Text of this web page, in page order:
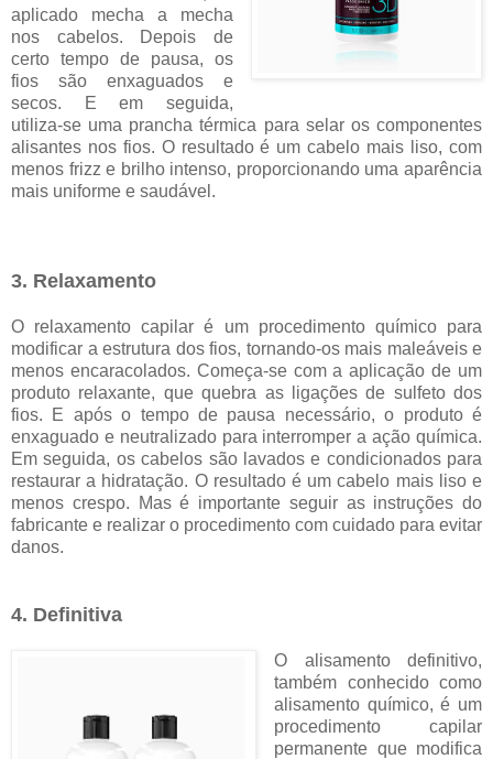
aplicado mecha a mecha
nos cabelos. Depois de
certo tempo de pausa, os
fios são enxaguados e
secos. E em seguida,
utiliza-se uma prancha térmica para selar os componentes
alisantes nos fios. O resultado é um cabelo mais liso, com
menos frizz e brilho intenso, proporcionando uma aparência
mais uniforme e saudável.
3. Relaxamento
O relaxamento capilar é um procedimento químico para
modificar a estrutura dos fios, tornando-os mais maleáveis e
menos encaracolados. Começa-se com a aplicação de um
produto relaxante, que quebra as ligações de sulfeto dos
fios. E após o tempo de pausa necessário, o produto é
enxaguado e neutralizado para interromper a ação química.
Em seguida, os cabelos são lavados e condicionados para
restaurar a hidratação. O resultado é um cabelo mais liso e
menos crespo. Mas é importante seguir as instruções do
fabricante e realizar o procedimento com cuidado para evitar
danos.
4. Definitiva
O alisamento definitivo,
também conhecido como
alisamento químico, é um
procedimento capilar
permanente que modifica